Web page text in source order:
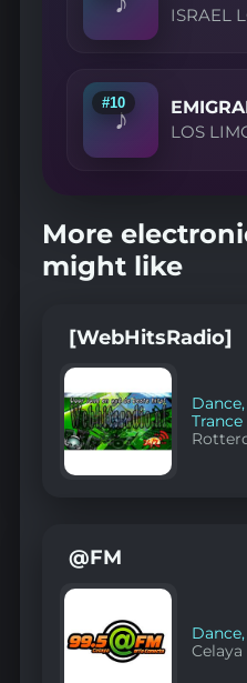
ISRAEL
♪
#10
LOS
More
might like
[WebHitsRadio]
Dance,
Trance
@FM
Dance,
Celaya